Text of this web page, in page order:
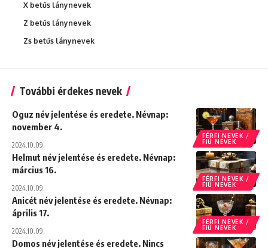
X betűs lánynevek
Z betűs lánynevek
Zs betűs lánynevek
További érdekes nevek
FÉRFI NEVEK /
FIÚ NEVEK
Oguz név jelentése és eredete. Névnap:
november 4.
2024.10.09.
FÉRFI NEVEK /
FIÚ NEVEK
Helmut név jelentése és eredete. Névnap:
március 16.
2024.10.09.
FÉRFI NEVEK /
FIÚ NEVEK
Anicét név jelentése és eredete. Névnap:
április 17.
2024.10.09.
Domos név jelentése és eredete. Nincs